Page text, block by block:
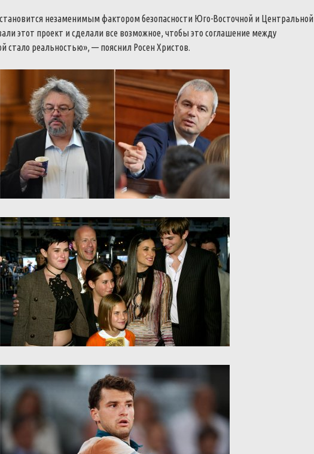
незаменимым фактором безопасности Юго-Восточной и Центральной
этот проект и сделали все возможное, чтобы это соглашение между
стало реальностью», — пояснил Росен Христов.